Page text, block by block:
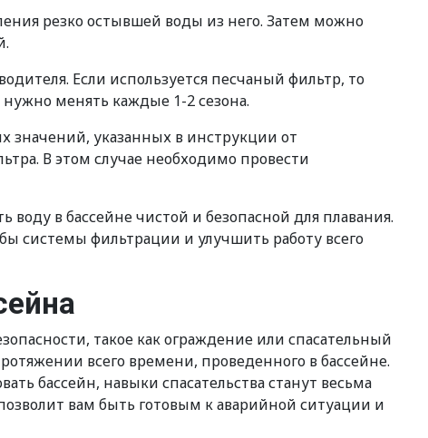
резко остывшей воды из него. Затем можно
Если используется песчаный фильтр, то
менять каждые 1-2 сезона.
значений, указанных в инструкции от
В этом случае необходимо провести
в бассейне чистой и безопасной для плавания.
системы фильтрации и улучшить работу всего
такое как ограждение или спасательный
всего времени, проведенного в бассейне.
бассейн, навыки спасательства станут весьма
вам быть готовым к аварийной ситуации и